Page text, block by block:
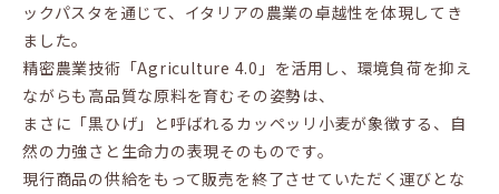
ックパスタを通じて、イタリアの農業の卓越性を体現してき
ました。
精密農業技術「Agriculture 4.0」を活用し、環境負荷を抑え
ながらも高品質な原料を育むその姿勢は、
まさに「黒ひげ」と呼ばれるカッペッリ小麦が象徴する、自
然の力強さと生命力の表現そのものです。
現行商品の供給をもって販売を終了させていただく運びとな